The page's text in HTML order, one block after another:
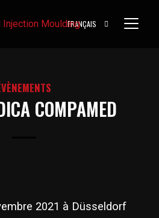
FRANÇAIS
COMPAMED
2021 à Düsseldorf